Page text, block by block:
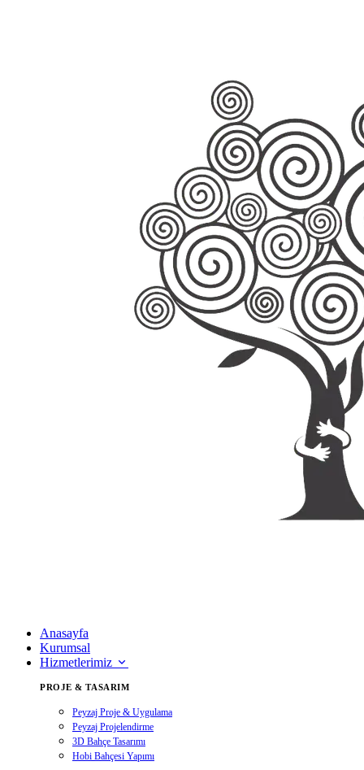
Anasayfa
Kurumsal
Hizmetlerimiz
PROJE & TASARIM
Peyzaj Proje & Uygulama
Peyzaj Projelendirme
3D Bahçe Tasarımı
Hobi Bahçesi Yapımı